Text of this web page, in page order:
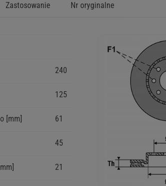
240
125
[mm] 61
45
21
Zastosowanie Nr oryginalne